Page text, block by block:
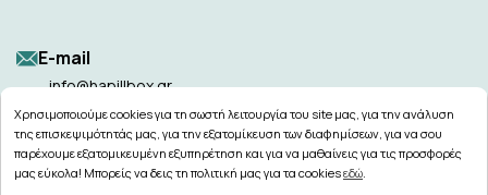
Ε-mail
info@hapillbox.gr
Χρησιμοποιούμε cookies για τη σωστή λειτουργία του site μας, για την ανάλυση
της επισκεψιμότητάς μας, για την εξατομίκευση των διαφημίσεων, για να σου
παρέχουμε εξατομικευμένη εξυπηρέτηση και για να μαθαίνεις για τις προσφορές
μας εύκολα! Μπορείς να δεις τη πολιτική μας για τα cookiesεδώ.